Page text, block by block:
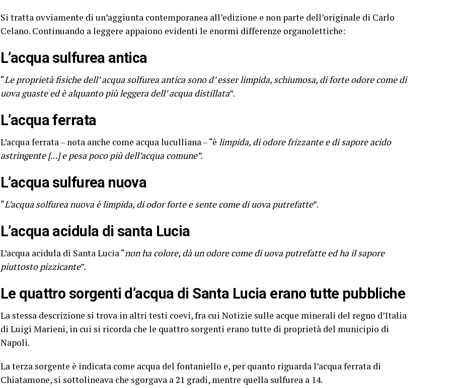
Si tratta ovviamente di un’aggiunta contemporanea all’edizione e non parte dell’originale di Carlo
Celano. Continuando a leggere appaiono evidenti le enormi differenze organolettiche:
L’acqua sulfurea antica
“Le proprietà fisiche dell’ acqua solfurea antica sono d’ esser limpida, schiumosa, di forte odore come di
uova guaste ed è alquanto più leggera dell’ acqua distillata”.
L’acqua ferrata
L’acqua ferrata – nota anche come acqua luculliana – “è limpida, di odore frizzante e di sapore acido
astringente […] e pesa poco più dell’acqua comune”.
L’acqua sulfurea nuova
“L’acqua solfurea nuova è limpida, di odor forte e sente come di uova putrefatte”.
L’acqua acidula di santa Lucia
L’acqua acidula di Santa Lucia “non ha colore, dà un odore come di uova putrefatte ed ha il sapore
piuttosto pizzicante”.
Le quattro sorgenti d’acqua di Santa Lucia erano tutte pubbliche
La stessa descrizione si trova in altri testi coevi, fra cui Notizie sulle acque minerali del regno d’Italia
di Luigi Marieni, in cui si ricorda che le quattro sorgenti erano tutte di proprietà del municipio di
Napoli.
La terza sorgente è indicata come acqua del fontaniello e, per quanto riguarda l’acqua ferrata di
Chiatamone, si sottolineava che sgorgava a 21 gradi, mentre quella sulfurea a 14.